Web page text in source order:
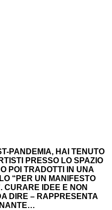
PANDEMIA, HAI TENUTO
PRESSO LO SPAZIO
POI TRADOTTI IN UNA
“PER UN MANIFESTO
CURARE IDEE E NON
DIRE – RAPPRESENTA